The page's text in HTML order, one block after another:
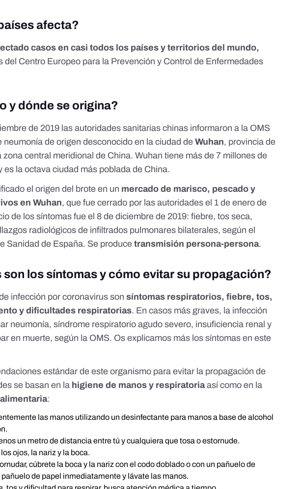
afecta?
casos en casi todos los países y territorios del mundo,
del Centro Europeo para la Prevención y Control de Enfermedades
y dónde se origina?
de 2019 las autoridades sanitarias chinas informaron a la OMS
neumonía de origen desconocido en la ciudad deWuhan, provincia de
zona central meridional de China. Wuhan tiene más de 7 millones de
es la octava ciudad más poblada de China.
el origen del brote en un mercado de marisco, pescado y
en Wuhan, que fue cerrado por las autoridades el 1 de enero de
de los síntomas fue el 8 de diciembre de 2019: fiebre, tos seca,
radiológicos de infiltrados pulmonares bilaterales, según el
Sanidad de España. Se produce transmisión persona-persona.
son los síntomas y cómo evitar su propagación?
infección por coronavirus sonsíntomas respiratorios, fiebre, tos,
y dificultades respiratorias. En casos más graves, la infección
neumonía, síndrome respiratorio agudo severo, insuficiencia renal y
en muerte,según la OMS. Os explicamos más los síntomasen este
estándar de este organismo para evitar la propagación de
se basan en la higiene de manos y respiratoriaasí como en la
:
las manos utilizando un desinfectante para manos a base de alcohol
un metro de distancia entre tú y cualquiera que tosa o estornude.
ojos, la nariz y la boca.
cúbrete la boca y la nariz con el codo doblado o con un pañuelo de
pañuelo de papel inmediatamente y lávate las manos.